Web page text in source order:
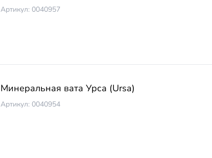
Артикул: 0040957
Минеральная вата Урса (Ursa)
Артикул: 0040954